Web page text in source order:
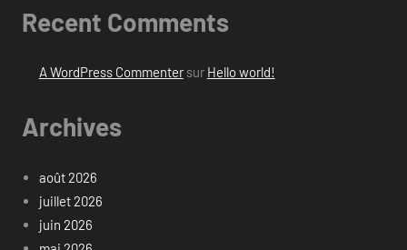
Recent Comments
A WordPress Commentersur Hello world!
Archives
août 2026
juillet 2026
juin 2026